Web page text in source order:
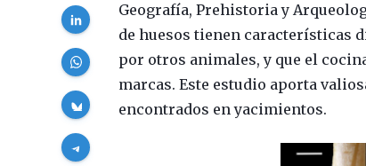
Geografía, Prehistoria y
de huesos tienen características
por otros animales, y que el
marcas. Este estudio aporta
encontrados en yacimientos.